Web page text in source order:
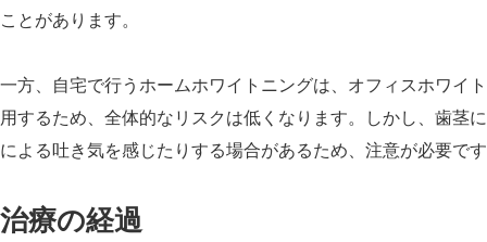
ことがあります。
一方、自宅で行うホームホワイトニングは、オフィスホワイ
用するため、全体的なリスクは低くなります。しかし、歯茎
による吐き気を感じたりする場合があるため、注意が必要で
治療の経過